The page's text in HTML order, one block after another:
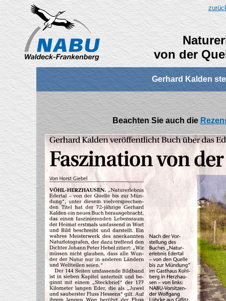
von der
Gerhard Kalden
Beachten Sie auch die